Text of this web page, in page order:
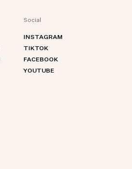
Social
INSTAGRAM
TIKTOK
FACEBOOK
YOUTUBE